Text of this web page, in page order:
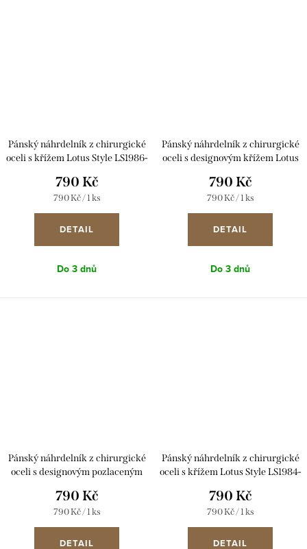
Pánský náhrdelník z chirurgické
oceli s křížem Lotus Style LS1986-
790 Kč
Měrná
cena:
790 Kč / 1 ks
DETAIL
Do 3 dnů
Pánský náhrdelník z chirurgické
oceli s designovým křížem Lotus
790 Kč
Měrná
cena:
790 Kč / 1 ks
DETAIL
Do 3 dnů
Pánský náhrdelník z chirurgické
oceli s designovým pozlaceným
790 Kč
Měrná
cena:
790 Kč / 1 ks
DETAIL
Pánský náhrdelník z chirurgické
oceli s křížem Lotus Style LS1984-
790 Kč
Měrná
cena:
790 Kč / 1 ks
DETAIL